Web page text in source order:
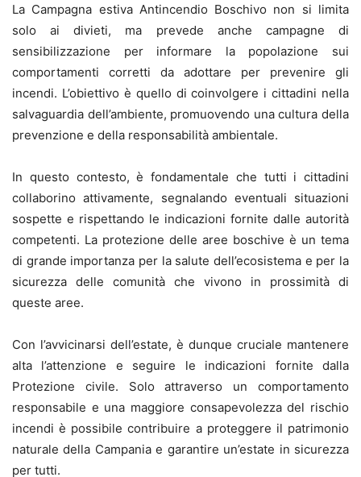
La Campagna estiva Antincendio Boschivo non si limita
solo ai divieti, ma prevede anche campagne di
sensibilizzazione per informare la popolazione sui
comportamenti corretti da adottare per prevenire gli
incendi. L’obiettivo è quello di coinvolgere i cittadini nella
salvaguardia dell’ambiente, promuovendo una cultura della
prevenzione e della responsabilità ambientale.
In questo contesto, è fondamentale che tutti i cittadini
collaborino attivamente, segnalando eventuali situazioni
sospette e rispettando le indicazioni fornite dalle autorità
competenti. La protezione delle aree boschive è un tema
di grande importanza per la salute dell’ecosistema e per la
sicurezza delle comunità che vivono in prossimità di
queste aree.
Con l’avvicinarsi dell’estate, è dunque cruciale mantenere
alta l’attenzione e seguire le indicazioni fornite dalla
Protezione civile. Solo attraverso un comportamento
responsabile e una maggiore consapevolezza del rischio
incendi è possibile contribuire a proteggere il patrimonio
naturale della Campania e garantire un’estate in sicurezza
per tutti.